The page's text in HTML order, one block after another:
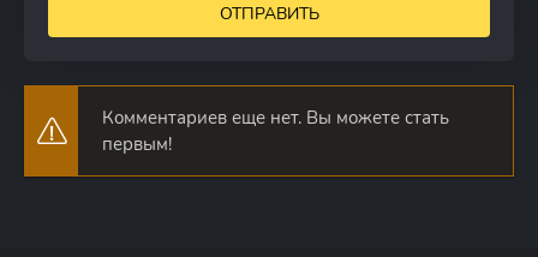
ОТПРАВИТЬ
Комментариев еще нет. Вы можете стать
первым!